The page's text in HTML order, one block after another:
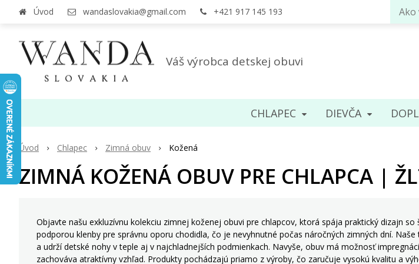
Váš výrobca detskej obuvi
Úvod wandaslovakia@gmail.com +421 917 145 193 Ako
CHLAPEC DIEVČA
Úvod Chlapec Zimná obuv Kožen
ZIMNÁ KOŽENÁ OBUV PRE CHLAPCA |
Objavte našu exkluzívnu kolekciu zimnej koženej obuvi pre chlapcov, ktorá spája praktický dizajn
podporou klenby pre správnu oporu chodidla, čo je nevyhnutné počas náročných zimných dní.
a udrží detské nohy v teple aj v najchladnejších podmienkach. Navyše, obuv má možnosť
zachováva atraktívny vzhľad. Produkty pochádzajú priamo z výroby, čo zaručuje vysokú kvalitu a